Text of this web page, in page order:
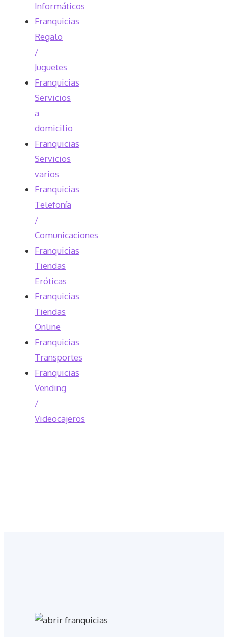
Informáticos
Franquicias
Regalo
/
Juguetes
Franquicias
Servicios
a
domicilio
Franquicias
Servicios
varios
Franquicias
Telefonía
/
Comunicaciones
Franquicias
Tiendas
Eróticas
Franquicias
Tiendas
Online
Franquicias
Transportes
Franquicias
Vending
/
Videocajeros